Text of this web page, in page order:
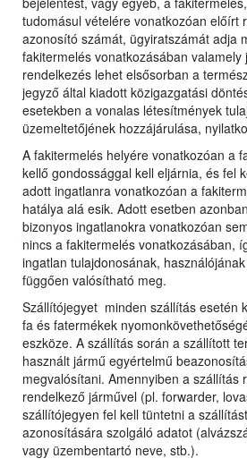
tudomásul vételére vonatkozóan előírt
azonosító számát, ügyiratszámát adja
fakitermelés vonatkozásában valamely
rendelkezés lehet elsősorban a
jegyző által kiadott közigazgatási
esetekben a vonalas létesítmények
üzemeltetőjének hozzájárulása,
A fakitermelés helyére vonatkozóan a
kellő gondossággal kell eljárnia, és fel
adott ingatlanra vonatkozóan a
hatálya alá esik. Adott esetben
bizonyos ingatlanokra vonatkozóan
nincs a fakitermelés vonatkozásában,
ingatlan tulajdonosának,
függően valósítható meg.
Szállítójegyet minden szállítás esetén
fa és fatermékek
eszköze. A szállítás során a szállított
használt jármű egyértelmű
megvalósítani. Amennyiben a szállítás
rendelkező járművel (pl. forwarder,
szállítójegyen fel kell tüntetni a
azonosítására szolgáló adatot
vagy üzembentartó neve, stb.).